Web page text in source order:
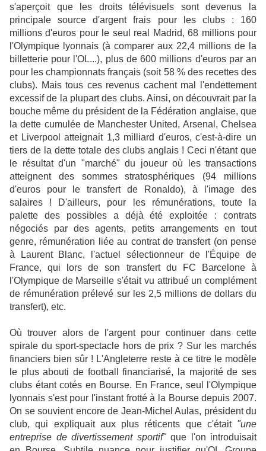
s'aperçoit que les droits télévisuels sont devenus la
principale source d'argent frais pour les clubs : 160
millions d'euros pour le seul real Madrid, 68 millions pour
l'Olympique lyonnais (à comparer aux 22,4 millions de la
billetterie pour l'OL...), plus de 600 millions d'euros par an
pour les championnats français (soit 58 % des recettes des
clubs). Mais tous ces revenus cachent mal l'endettement
excessif de la plupart des clubs. Ainsi, on découvrait par la
bouche même du président de la Fédération anglaise, que
la dette cumulée de Manchester United, Arsenal, Chelsea
et Liverpool atteignait 1,3 milliard d'euros, c'est-à-dire un
tiers de la dette totale des clubs anglais ! Ceci n'étant que
le résultat d'un "marché" du joueur où les transactions
atteignent des sommes stratosphériques (94 millions
d'euros pour le transfert de Ronaldo), à l'image des
salaires ! D'ailleurs, pour les rémunérations, toute la
palette des possibles a déjà été exploitée : contrats
négociés par des agents, petits arrangements en tout
genre, rémunération liée au contrat de transfert (on pense
à Laurent Blanc, l'actuel sélectionneur de l'Équipe de
France, qui lors de son transfert du FC Barcelone à
l'Olympique de Marseille s'était vu attribué un complément
de rémunération prélevé sur les 2,5 millions de dollars du
transfert), etc.
Où trouver alors de l'argent pour continuer dans cette
spirale du sport-spectacle hors de prix ? Sur les marchés
financiers bien sûr ! L'Angleterre reste à ce titre le modèle
le plus abouti de football financiarisé, la majorité de ses
clubs étant cotés en Bourse. En France, seul l'Olympique
lyonnais s'est pour l'instant frotté à la Bourse depuis 2007.
On se souvient encore de Jean-Michel Aulas, président du
club, qui expliquait aux plus réticents que c'était "une
entreprise de divertissement sportif"que l'on introduisait